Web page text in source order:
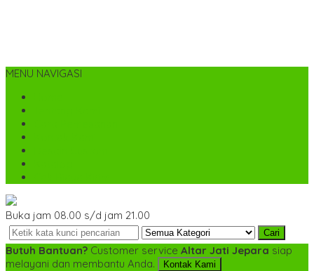
MENU NAVIGASI
Buka jam 08.00 s/d jam 21.00
Cari
Butuh Bantuan? Customer service Altar Jati Jepara siap
melayani dan membantu Anda.
Kontak Kami